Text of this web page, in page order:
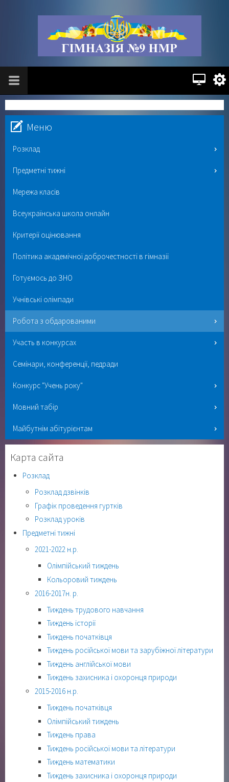
Меню
Розклад
Предметні тижні
Мережа класів
Всеукраїнська школа онлайн
Критерії оцінювання
Політика академічної доброчестності в гімназії
Готуємось до ЗНО
Учнівські олімпади
Робота з обдарованими
Участь в конкурсах
Семінари, конференції, педради
Конкурс "Учень року"
Мовний табір
Майбутнім абітурієнтам
Карта сайта
Розклад
Розклад дзвінків
Графік проведення гуртків
Розклад уроків
Предметні тижні
2021-2022 н.р.
Олімпійський тиждень
Кольоровий тиждень
2016-2017н. р.
Тиждень трудового навчання
Тиждень історії
Тиждень початківця
Тиждень російської мови та зарубіжної літератури
Тиждень англійської мови
Тиждень захисника і охоронця природи
2015-2016 н.р.
Тиждень початківця
Олімпійський тиждень
Тиждень права
Тиждень російської мови та літератури
Тиждень математики
Тиждень захисника і охоронця природи